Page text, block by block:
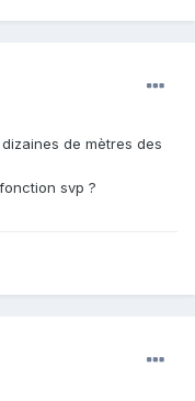
de mètres des
svp ?